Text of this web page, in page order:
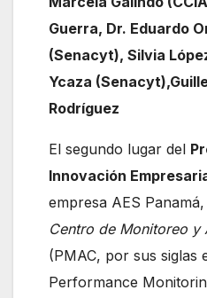
Guerra, Dr. Eduardo
(Senacyt), Silvia
Ycaza
Rodríguez
El segundo lugar del
Innovación
empresa AES
Centro de Monitoreo y
(PMAC, por sus siglas
Performance